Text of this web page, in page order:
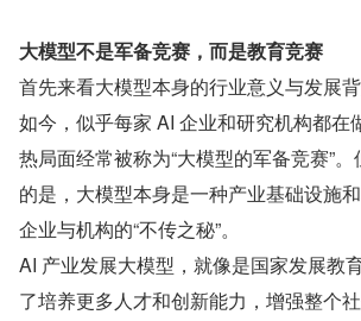
大模型不是军备竞赛，而是教育竞赛
首先来看大模型本身的行业意义与发展背
如今，似乎每家 AI 企业和研究机构都在
热局面经常被称为“大模型的军备竞赛”
的是，大模型本身是一种产业基础设施
企业与机构的“不传之秘”。
AI 产业发展大模型，就像是国家发展教
了培养更多人才和创新能力，增强整个社